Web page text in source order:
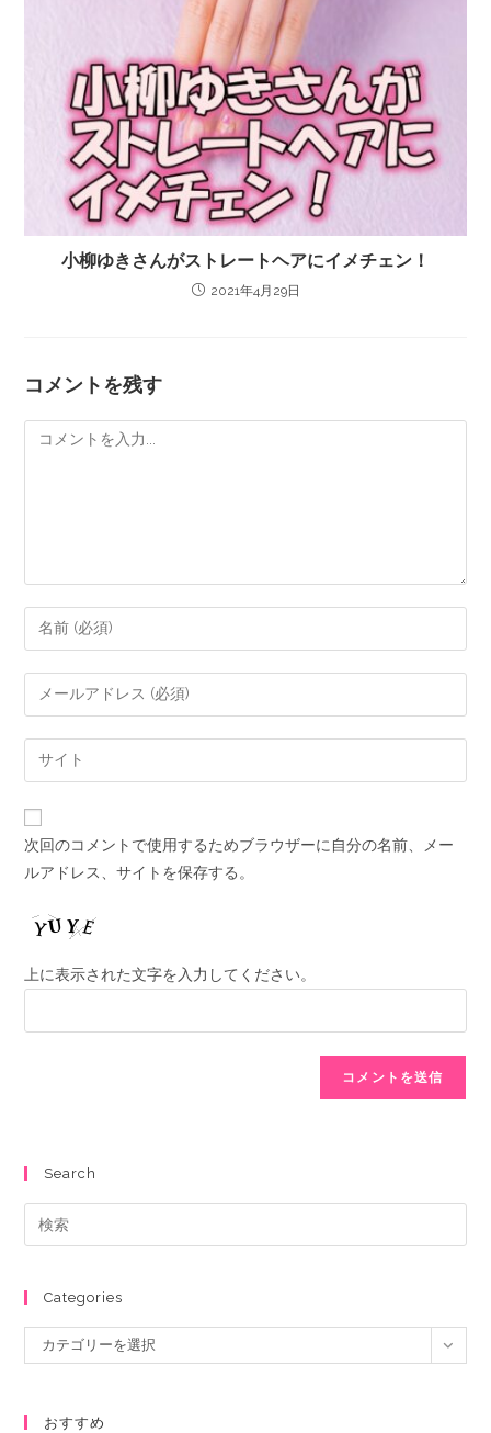
小柳ゆきさんがストレートヘアにイメチェン！
2021年4月29日
コメントを残す
次回のコメントで使用するためブラウザーに自分の名前、メー
ルアドレス、サイトを保存する。
上に表示された文字を入力してください。
Search
Categories
カテゴリーを選択
おすすめ